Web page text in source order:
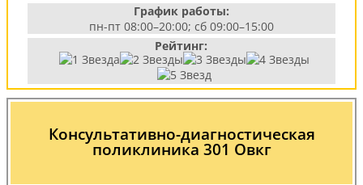
График работы:
пн-пт 08:00–20:00; сб 09:00–15:00
Рейтинг:
Консультативно-диагностическая
поликлиника 301 Овкг